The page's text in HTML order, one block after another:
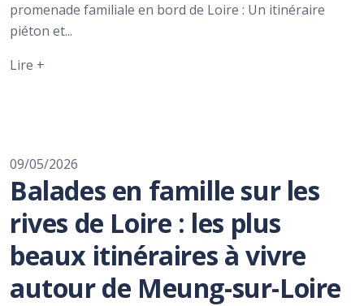
promenade familiale en bord de Loire : Un itinéraire
piéton et...
Lire +
09/05/2026
Balades en famille sur les
rives de Loire : les plus
beaux itinéraires à vivre
autour de Meung-sur-Loire